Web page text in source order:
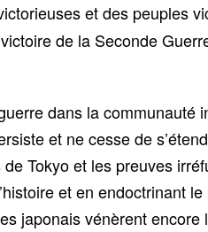
et des peuples
de la Seconde
dans la communauté
et ne cesse de
Tokyo et les preuves
et en endoctrinant
japonais vénèrent encore